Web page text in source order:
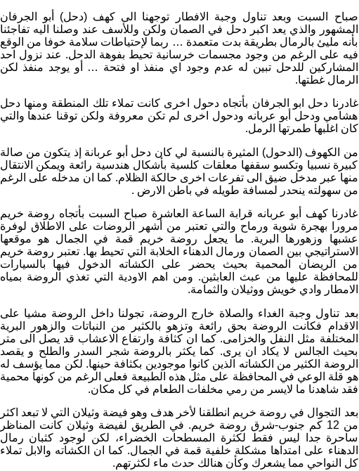
صباح السبت وبعد تناول وجبة الافطار توجهنا الى كهف (دحل) أبو الجرفان
المشهور والذي يعد اكبر دحل في الصمان ولكن وللأسف عند وصلنا اليه تفاجئنا
بأنه مليئ بالرمال بطريقة بدت متعمدة … ربما لإحتياطات سلامة خوفا من الوقع
فيه على الرغم من وجود مجسمات خرسانية تحيط بفوهة الدحل. عند نزول احد
المشاركين للدحل تبين له عدم وجود اي منفذ او فتحة … أو يوجد منفذ لكن
الرمال غطتها.
غادرنا دحل ابو الجرفان بأتجاه دحول اخرى كانت تملاء تلك المنطقة ومنها دحل
هشامي ودحل أبو عربانه ودحول اخرى لم تكن معروفة ولكن توقنا عندها والتي
كان اغلبها طمرتها الرمل.
من الكهوف (الدحول) المثيرة بالنسبة لي كان دحل أبو عربانة إذ يتكون من صالة
كبيرة نسبيا وتكسو سقفها معلقات كلسية بأشكال هندسية رائعة ويمكن الانتقال
منها عبر مدخل ضيق الى تفرعات اخرى حالكة الظلام. كما ان مدخله على الرغم
من سهولته ينحدر لمسافة طويله في باطن الارض .
غادرنا كهف أبو عربانه قرابة الساعة العاشرة صباح السبت بأتجاه روضة خريم
مرورا بهجرة شوية ورماح والتي تعتبر من أشهر الروضات على الاطلاق لوفرة
عشبها وزهورها البرية. ما يجعل روضة خريم قمة في الجمال هو موقعها
الاستراتيجي بين الصمان ورمال الدهناء الخلابة التي تحيط بها. تعتبر روضة خريم
من الريضان المحمية بحيث يحضر على الكشاته الدخول فيها بالسيارات
للمحافظة عليها من عبث العابثين. ومن اهم الاودية التي تغذي الروضة بمياه
الامطار وادي خويش ووثيلان والثمامة.
بعد تناول وجبة الغداء والصلاة خارج الروضة، تجولنا داخل الروضة مشيا على
الاقدام فكانت الروضة بحق رائعة وتزهو بالكثير من النباتات والزهور البرية
المختلفة مثل النفل والخزامى. كما ان كثافة وارتفاع الاعشاب قد يصل الى متر
بحيث الجالس لا يكاد ان يرى. كما يكثر بالروضة شجر السدر والطلح و يقصد
الروضة الكثير من الكشاته الذين كانوا موجودين بكثافة حينها. لكن مما يؤسف له
هو قلة الوعي في المحافظة على مثل هذه الطبيعة فعلى الرغم من كونها محمية
فقد شاهدنا ما لايسر من رمي مخلفات الطعام في كل مكان.
بعد التجوال في روضة خريم انطلقنا لأخر هدف وهو فيضة وثيلان التي لا تبعد اكثر
من 12 كم جنوب-شرق روضة خريم. في الطريق لفيضة وثيلان كانت المناظر
ساحرة جدا ليس فقط لكثرة المسطحات الخضراء، لكن لوجود كثبان رمال
الدهناء على امتداها مشكلة خلفية قمة في الجمال. كما ان الكشاته والابل تملاء
كل النواحي مما يشعرك وكأن هنالك حدث ماء لكثرتهم.